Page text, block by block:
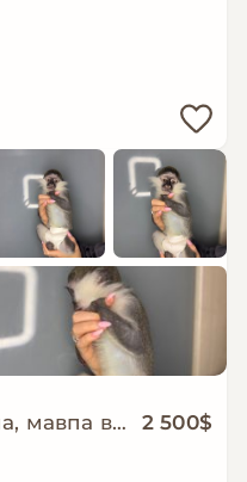
Маленька зелена мавпа, мавпа верветка 2 500$